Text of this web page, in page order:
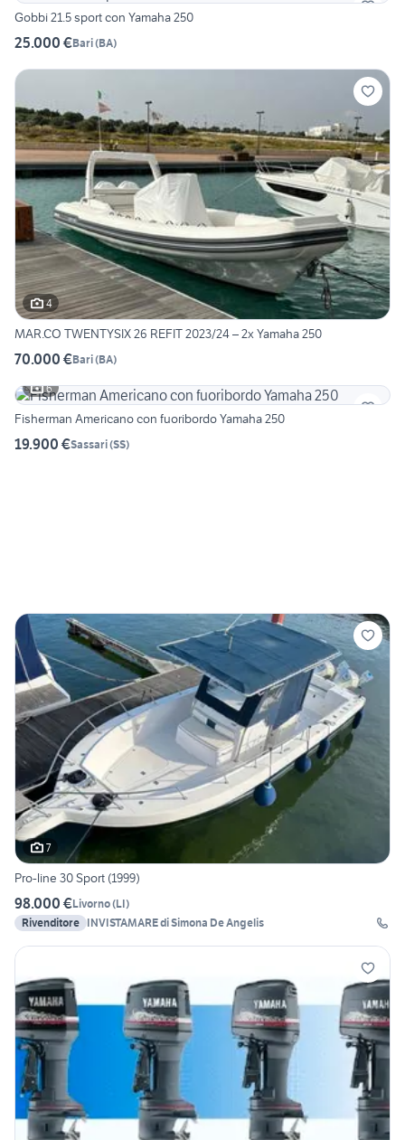
Gobbi 21.5 sport con Yamaha 250
25.000 €Bari(BA)
4
MAR.CO TWENTYSIX 26 REFIT 2023/24 – 2x Yamaha 250
70.000 €Bari(BA)
6
Fisherman Americano con fuoribordo Yamaha 250
19.900 €Sassari(SS)
7
Pro-line 30 Sport (1999)
98.000 €Livorno(LI)
Rivenditore INVISTAMARE di Simona De Angelis